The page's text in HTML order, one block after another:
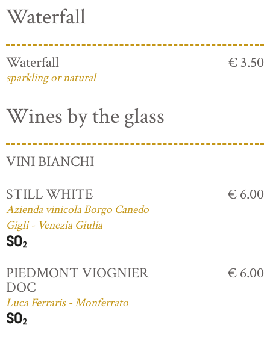
Waterfall
Waterfall
sparkling or natural
€ 3.50
Wines by the glass
VINI BIANCHI
STILL WHITE
Azienda vinicola Borgo Canedo
Gigli - Venezia Giulia
€ 6.00
PIEDMONT VIOGNIER
DOC
Luca Ferraris - Monferrato
€ 6.00